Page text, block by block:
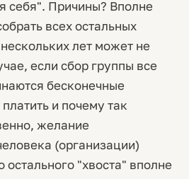
себя". Причины? Вполне
всех остальных
лет может не
если сбор группы все
бесконечные
и почему так
желание
(организации)
остального "хвоста" вполне